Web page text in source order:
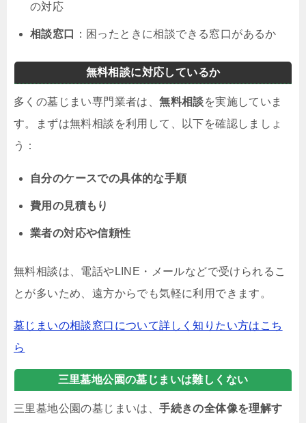
の対応
相談窓口 ：困ったときに相談できる窓口があるか
無料相談に対応しているか
多くの墓じまい専門業者は、無料相談を実施していま
す。まずは無料相談を利用して、以下を確認しましょ
う：
自分のケースでの具体的な手順
費用の見積もり
業者の対応や信頼性
無料相談は、電話やLINE・メールなどで受けられるこ
とが多いため、遠方からでも気軽に利用できます。
墓じまいの相談窓口について詳しく知りたい方はこち
ら
三里墓地公園の墓じまいは難しくない
三里墓地公園の墓じまいは、手続きの全体像を理解す